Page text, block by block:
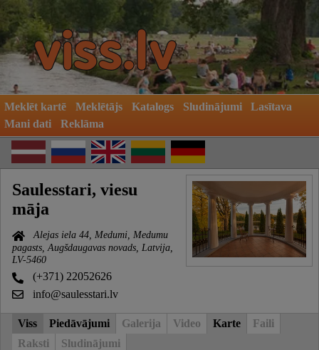
Meklēt kartē Meklētājs Katalogs Sludinājumi
Lasītava
Mani dati
Reklāma
Saulesstari, viesu
māja
Alejas iela 44, Medumi, Medumu
pagasts, Augšdaugavas novads, Latvija,
LV-5460
(+371) 22052626
info@saulesstari.lv
Viss Piedāvājumi Galerija Video Karte
Faili
Raksti
Sludinājumi